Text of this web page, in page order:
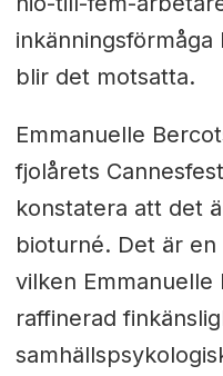
blir det motsatta.
Emmanuelle
fjolårets
konstatera att det
bioturné. Det är
vilken Emmanuelle
raffinerad